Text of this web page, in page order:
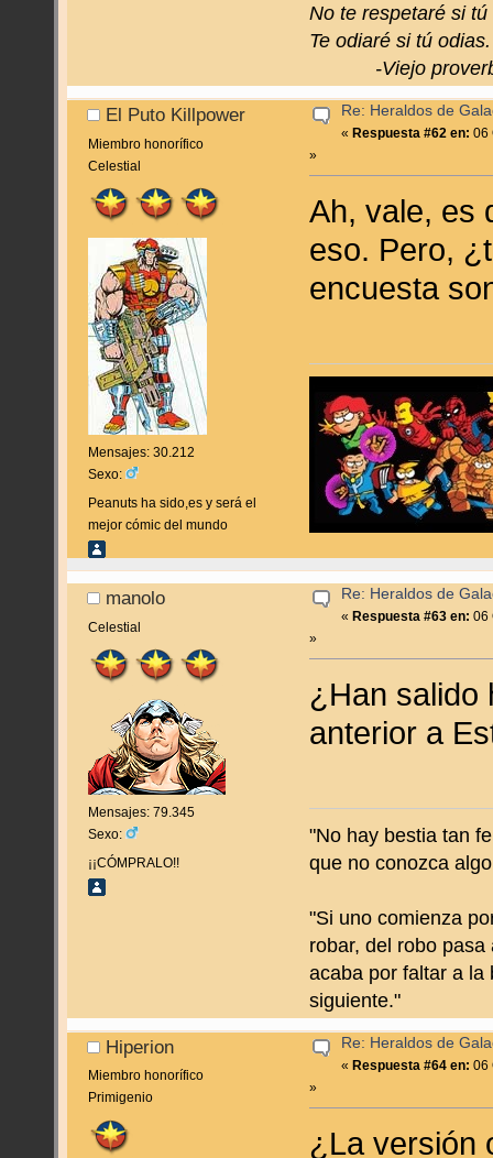
No te respetaré si
Te odiaré si tú odias.
-Viejo
El Puto Killpower
Miembro honorífico
Celestial
Mensajes: 30.212
Sexo:
Peanuts ha sido,es y será el
mejor cómic del mundo
Re: Heraldos de
«Respuesta #62 en: 06
»
Ah, vale, es
eso. Pero,
encuesta
manolo
Celestial
Mensajes: 79.345
Sexo:
¡¡CÓMPRALO!!
Re: Heraldos de
«Respuesta #63 en: 06
»
¿Han salido
anterior a
"No hay bestia tan
que no conozca
"Si uno comienza
robar, del robo
acaba por faltar a la
siguiente."
Hiperion
Miembro honorífico
Primigenio
Re: Heraldos de
«Respuesta #64 en: 06
»
¿La versión